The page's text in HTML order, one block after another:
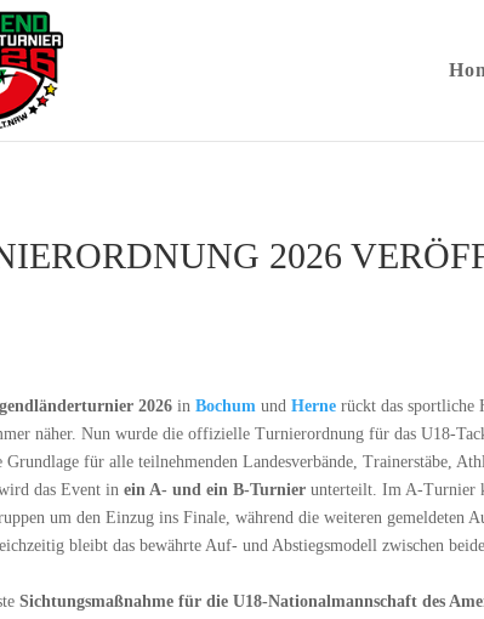
2026
2026 inBochum undHerne rückt das sportliche
näher. Nun wurde die offizielle Turnierordnung für das U18-
Grundlage für alle teilnehmenden Landesverbände, Trainerstäbe,
das Event inein A- und ein B-Turnier unterteilt. Im A-Turnier
um den Einzug ins Finale, während die weiteren gemeldeten
bleibt das bewährte Auf- und Abstiegsmodell zwischen
Sichtungsmaßnahme für die U18-Nationalmannschaft des